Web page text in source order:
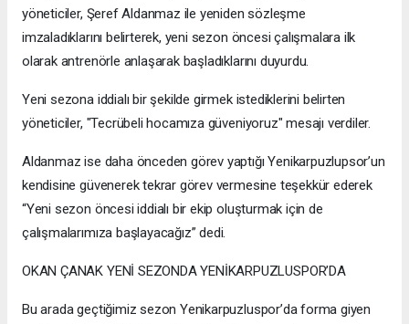
yöneticiler, Şeref Aldanmaz ile yeniden sözleşme
imzaladıklarını belirterek, yeni sezon öncesi çalışmalara ilk
olarak antrenörle anlaşarak başladıklarını duyurdu.
Yeni sezona iddialı bir şekilde girmek istediklerini belirten
yöneticiler, "Tecrübeli hocamıza güveniyoruz" mesajı verdiler.
Aldanmaz ise daha önceden görev yaptığı Yenikarpuzlupsor’un
kendisine güvenerek tekrar görev vermesine teşekkür ederek
“Yeni sezon öncesi iddialı bir ekip oluşturmak için de
çalışmalarımıza başlayacağız” dedi.
OKAN ÇANAK YENİ SEZONDA YENİKARPUZLUSPOR’DA
Bu arada geçtiğimiz sezon Yenikarpuzluspor’da forma giyen